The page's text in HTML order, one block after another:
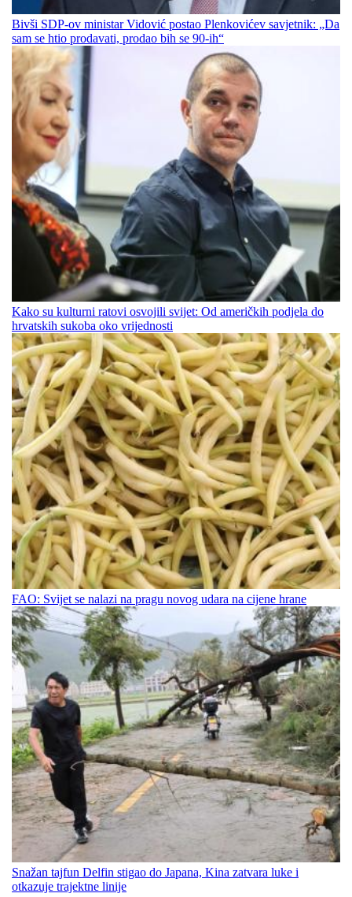
Bivši SDP-ov ministar Vidović postao Plenkovićev savjetnik: „Da
sam se htio prodavati, prodao bih se 90-ih“
Kako su kulturni ratovi osvojili svijet: Od američkih podjela do
hrvatskih sukoba oko vrijednosti
FAO: Svijet se nalazi na pragu novog udara na cijene hrane
Snažan tajfun Delfin stigao do Japana, Kina zatvara luke i
otkazuje trajektne linije